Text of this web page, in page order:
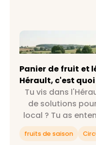
Panier de fruit et
Hérault, c'est quoi
Panier de fruit et
Hérault, c'est quoi
Tu vis dans
de solutions
local ? Tu as
tu ne sais pas
Alors cet
fruits de saison